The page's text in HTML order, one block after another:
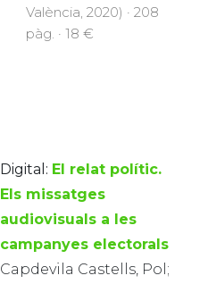
València, 2020) · 208
pàg. · 18 €
Digital: El relat polític.
Els missatges
audiovisuals a les
campanyes electorals
Capdevila Castells, Pol;